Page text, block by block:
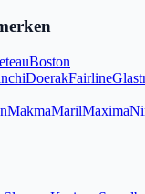
Boston
DoerakFairline
MakmaMarilMaxima